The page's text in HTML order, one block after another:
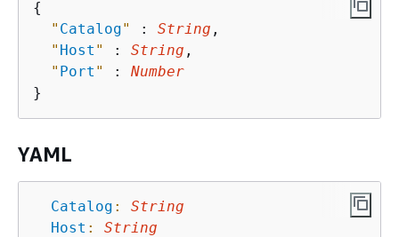
{
" Catalog" : String ,
" Host " : String ,
" Port " : Number
YAML
Catalog :
String
Host :
String